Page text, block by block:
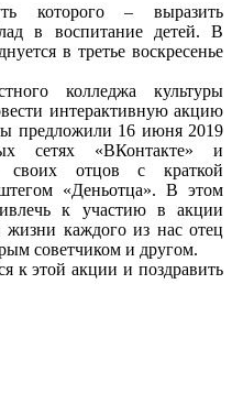
которого – выразить
в воспитание детей. В
в третье воскресенье
колледжа культуры
интерактивную акцию
предложили 16 июня 2019
сетях «ВКонтакте» и
своих отцов с краткой
«Деньотца». В этом
к участию в акции
каждого из нас отец
советчиком и другом.
к этой акции и поздравить